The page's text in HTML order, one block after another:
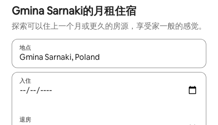
Gmina Sarnaki的月租住宿
探索可以住上一个月或更久的房源，享受家一般的感觉。
地点
如有搜索结果，请使用上下方向键查看，或通过点击或滑动手势
入住
退房